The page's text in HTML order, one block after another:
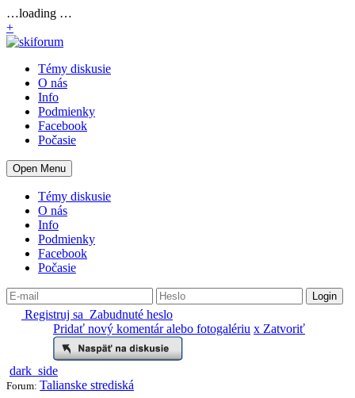
…loading …
+
Témy diskusie
O nás
Info
Podmienky
Facebook
Počasie
Open Menu
Témy diskusie
O nás
Info
Podmienky
Facebook
Počasie
Registruj sa Zabudnuté heslo
Pridať nový komentár alebo fotogalériu x Zatvoriť
dark_side
Forum: Talianske strediská